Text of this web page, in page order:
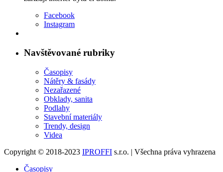
Facebook
Instagram
Navštěvované rubriky
Časopisy
Nátěry & fasády
Nezařazené
Obklady, sanita
Podlahy
Stavební materiály
Trendy, design
Videa
Copyright © 2018-2023 IPROFFI s.r.o. | Všechna práva vyhrazena
Časopisy